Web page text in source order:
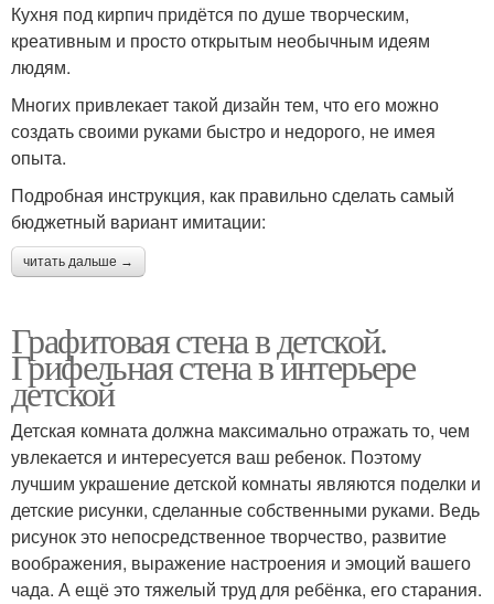
Кухня под кирпич придётся по душе творческим,
креативным и просто открытым необычным идеям
людям.
Многих привлекает такой дизайн тем, что его можно
создать своими руками быстро и недорого, не имея
опыта.
Подробная инструкция, как правильно сделать самый
бюджетный вариант имитации:
читать дальше →
Графитовая стена в детской.
Грифельная стена в интерьере
детской
Детская комната должна максимально отражать то, чем
увлекается и интересуется ваш ребенок. Поэтому
лучшим украшение детской комнаты являются поделки и
детские рисунки, сделанные собственными руками. Ведь
рисунок это непосредственное творчество, развитие
воображения, выражение настроения и эмоций вашего
чада. А ещё это тяжелый труд для ребёнка, его старания.